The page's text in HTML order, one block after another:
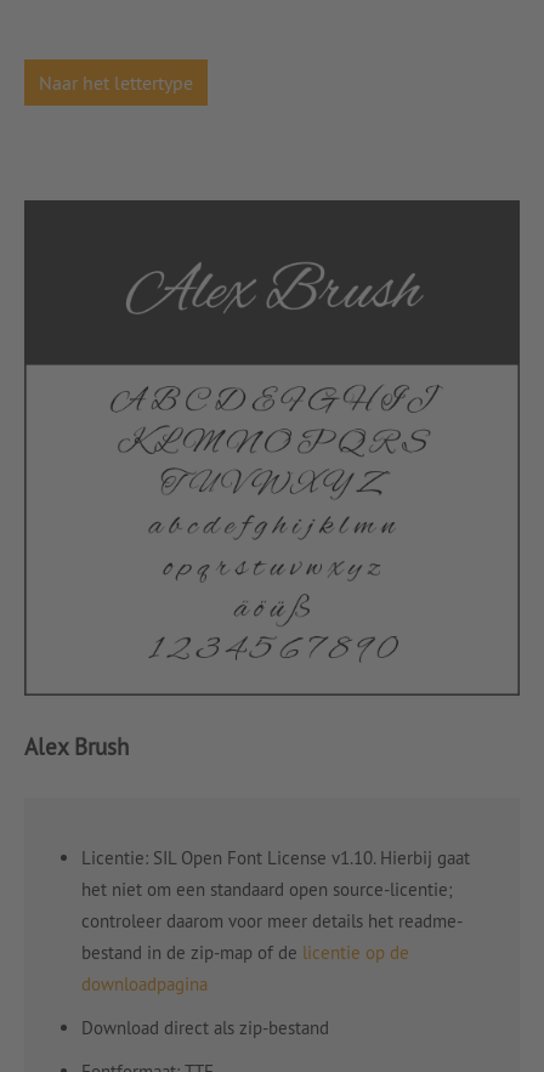
Naar het lettertype
Alex Brush
Licentie: SIL Open Font License v1.10. Hierbij gaat
het niet om een standaard open source-licentie;
controleer daarom voor meer details het readme-
bestand in de zip-map of de licentie op de
downloadpagina
Download direct als zip-bestand